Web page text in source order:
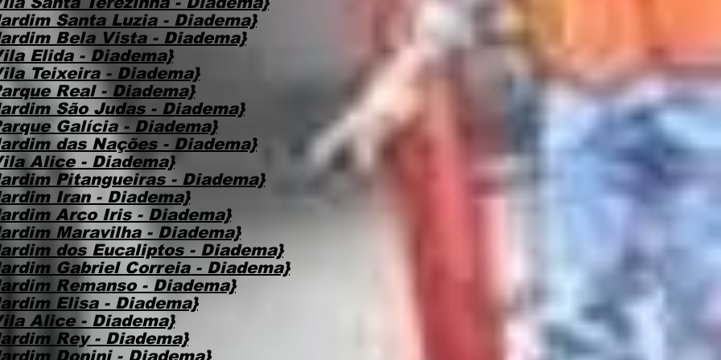
Santa Luzia - Diadema}
Bela Vista - Diadema}
Elida - Diadema}
Teixeira - Diadema}
Real - Diadema}
São Judas - Diadema}
Galícia - Diadema}
das Nações - Diadema}
Alice - Diadema}
Pitangueiras - Diadema}
Iran - Diadema}
Arco Iris - Diadema}
Maravilha - Diadema}
dos Eucaliptos - Diadema}
Gabriel Correia - Diadema}
Remanso - Diadema}
Elisa - Diadema}
Alice - Diadema}
Rey - Diadema}
Donini - Diadema}